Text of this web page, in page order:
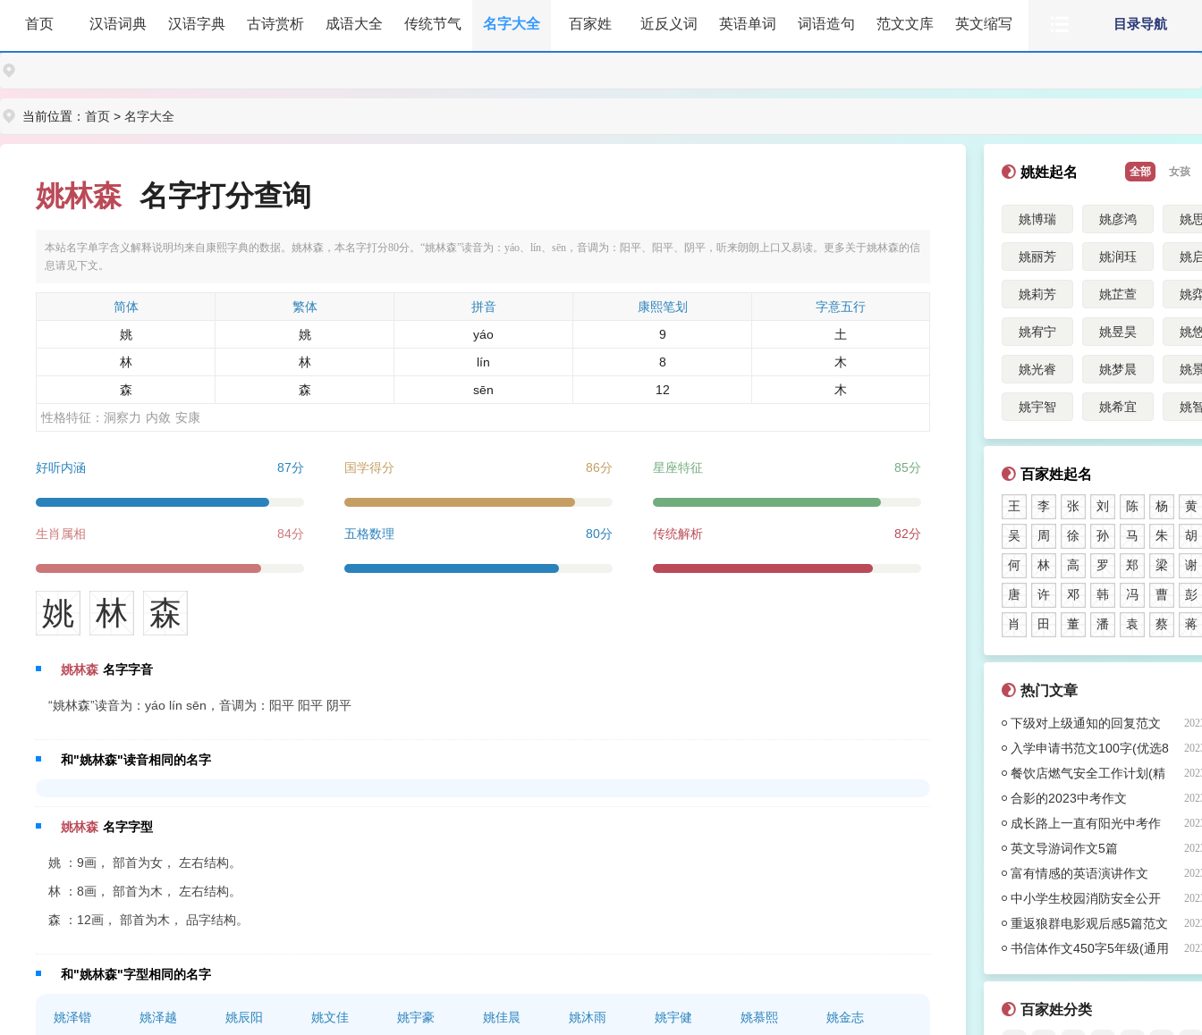
目录导航
首页 汉语词典 汉语字典 古诗赏析 成语大全 传统节气 名字大全 百家姓 近反义词 英语单词 词语造句 范文文库 英文缩写
当前位置： 首页 > 名字大全
姚林森 名字打分查询
本站名字单字含义解释说明均来自康熙字典的数据。姚林森，本名字打分80分。“姚林森”读音为：yáo、lín、sēn，音调为：阳平、阳平、阴平，听来朗朗上口又易读。更多关于姚林森的信
息请见下文。
简体 繁体 拼音 康熙笔划
字意五行
姚
姚 yáo 9
土
林
林 lín 8
木
森
森 sēn 12
木
性格特征： 洞察力 内敛 安康
好听内涵 87分 国学得分 86分 星座特征 85分
生肖属相 84分 五格数理 80分 传统解析 82分
姚 林 森
姚林森 名字字音
“姚林森”读音为：yáo lín sēn，音调为：阳平 阳平 阴平
和"姚林森"读音相同的名字
姚林森 名字字型
姚 ：9画， 部首为女， 左右结构。
林 ：8画， 部首为木， 左右结构。
森 ：12画， 部首为木， 品字结构。
和"姚林森"字型相同的名字
姚泽锴 姚泽越 姚辰阳 姚文佳 姚宇豪 姚佳晨 姚沐雨 姚宇健 姚慕熙
姚金志
姚姓起名 女孩
全部
姚博瑞 姚彦鸿 姚
姚丽芳 姚润珏 姚
姚莉芳 姚芷萱 姚
姚宥宁 姚昱昊 姚
姚光睿 姚梦晨 姚
姚宇智 姚希宜 姚
百家姓起名
王 李 张 刘 陈 杨 黄
吴 周 徐 孙 马 朱 胡
何 林 高 罗 郑 梁 谢
唐 许 邓 韩 冯 曹 彭
肖 田 董 潘 袁 蔡 蒋
热门文章
下级对上级通知的回复范文
(热门53篇)
入学申请书范文100字(优选8
篇)
餐饮店燃气安全工作计划(精
选7篇)
合影的2023中考作文
成长路上一直有阳光中考作
文
英文导游词作文5篇
富有情感的英语演讲作文
中小学生校园消防安全公开
课观后感五篇范文
重返狼群电影观后感5篇范文
书信体作文450字5年级(通用
38篇)
百家姓分类